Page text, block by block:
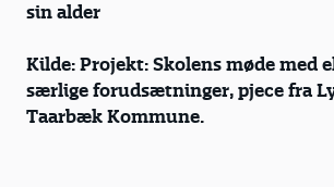
sin alder
Kilde: Projekt: Skolens møde med
særlige forudsætninger, pjece fra
Taarbæk Kommune.